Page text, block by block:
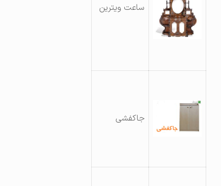
ساعت ویترین
جاکفشی